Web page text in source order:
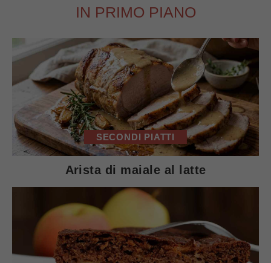
IN PRIMO PIANO
SECONDI PIATTI
Arista di maiale al latte